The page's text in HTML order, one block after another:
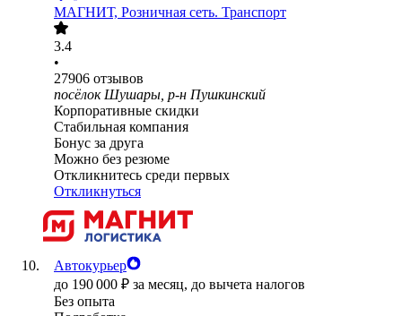
МАГНИТ, Розничная сеть. Транспорт
3.4
•
27906 отзывов
посёлок Шушары, р-н Пушкинский
Корпоративные скидки
Стабильная компания
Бонус за друга
Можно без резюме
Откликнитесь среди первых
Откликнуться
Автокурьер
до 190 000 ₽ за месяц, до вычета налогов
Без опыта